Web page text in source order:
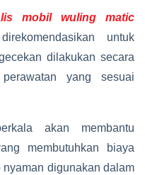
mobil wuling matic
untuk
dilakukan secara
yang sesuai
akan membantu
membutuhkan biaya
digunakan dalam